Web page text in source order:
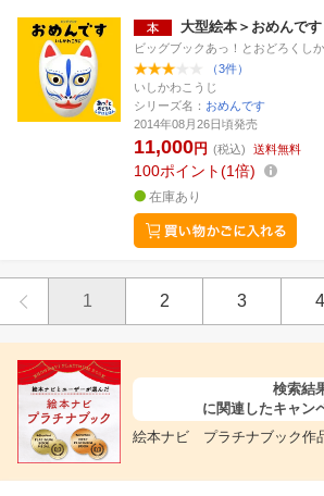
大型絵本＞おめんです
ビッグブックあっ！とおどろくし
（3件）
いしかわこうじ
シリーズ名： おめんです
2014年08月26日頃発売
11,000円 (税込) 送料無料
100ポイント 1倍
在庫あり
1 2 3 4
検索結
に関連したキャン
絵本ナビ プラチナブック作